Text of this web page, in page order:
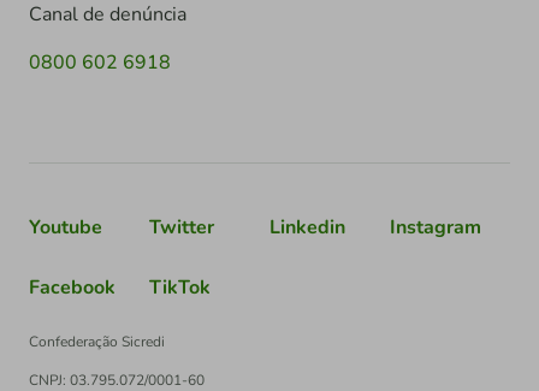
Canal de denúncia
0800 602 6918
Youtube Twitter Linkedin Instagram
Facebook TikTok
Confederação Sicredi
CNPJ: 03.795.072/0001-60